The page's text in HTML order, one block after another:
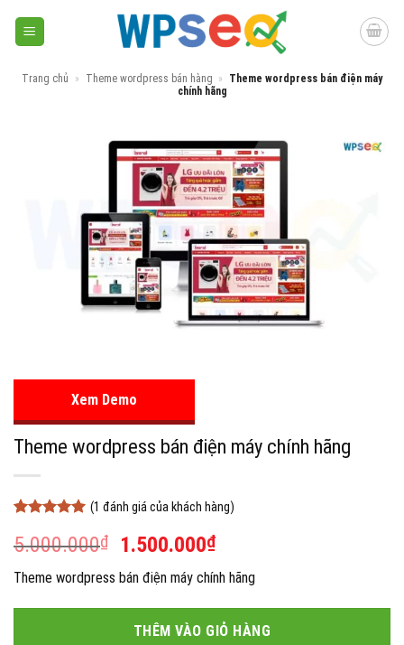
Trang chủ » Theme wordpress bán hàng »
Theme wordpress bán điện máy
chính hãng
Xem Demo
Theme wordpress bán điện máy chính hãng
dựa trên
đánh giá
(1 đánh giá của khách hàng)
5.000.000₫
Giá
gốc
là:
5.000.000₫.
1.500.000₫Giá
hiện
tại
là:
1.500.000₫.
Theme wordpress bán điện máy chính hãng
THÊM VÀO GIỎ HÀNG